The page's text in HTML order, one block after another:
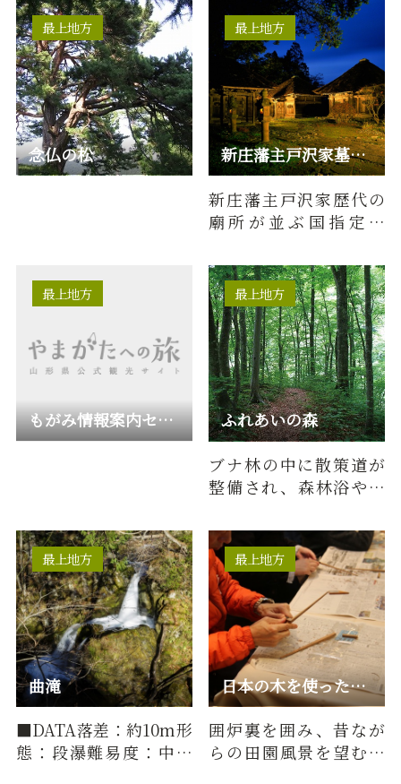
畑広がる…
上級所要…
念仏の松
最上地方
新庄藩主戸沢家墓所／瑞雲院（ずいうんいん）
最上地方
新庄藩主戸沢家歴代の
廟所が並ぶ国指定史
「おたまや」と呼ば
れ、全て江戸時…
もがみ情報案内センター
最上地方
ふれあいの森
最上地方
ブナ林の中に散策道が
整備され、森林浴や森
曲滝
最上地方
■DATA落差：約10m形
態：段瀑難易度：中級
日本の木を使った箸づくり体験 One2 eco Design
最上地方
囲炉裏を囲み、昔なが
らの田園風景を望む古